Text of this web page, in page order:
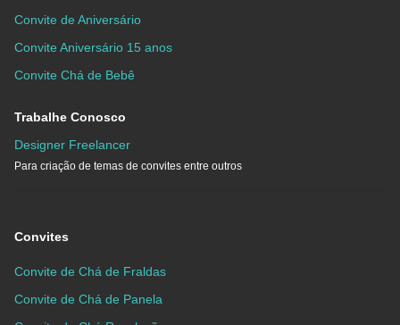
Convite de Aniversário
Convite Aniversário 15 anos
Convite Chá de Bebê
Trabalhe Conosco
Designer Freelancer
Para criação de temas de convites entre outros
Convites
Convite de Chá de Fraldas
Convite de Chá de Panela